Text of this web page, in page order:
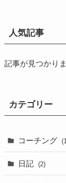
人気記事
記事が見つかり
カテゴリー
コーチング
日記 (2)